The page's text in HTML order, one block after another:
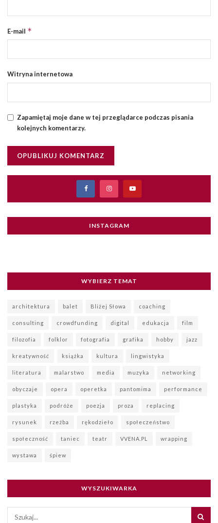
E-mail *
Witryna internetowa
Zapamiętaj moje dane w tej przeglądarce podczas pisania
kolejnych komentarzy.
INSTAGRAM
WYBIERZ TEMAT
architektura balet Bliżej Słowa coaching
consulting crowdfunding digital edukacja film
filozofia folklor fotografia grafika hobby jazz
kreatywność książka kultura lingwistyka
literatura malarstwo media muzyka networking
obyczaje opera operetka pantomima performance
plastyka podróże poezja proza replacing
rysunek rzeźba rękodzieło społeczeństwo
społeczność taniec teatr VVENA.PL wrapping
wystawa śpiew
WYSZUKIWARKA